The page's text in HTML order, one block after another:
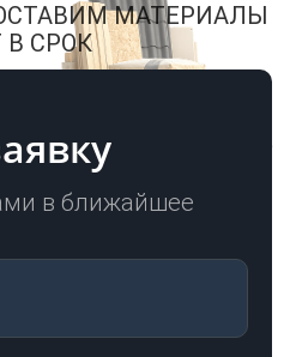
МАТЕРИАЛЫ
В СРОК
в ближайшее